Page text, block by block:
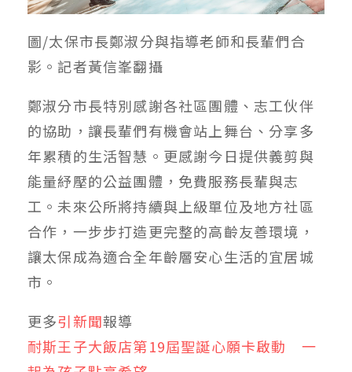
圖/太保市長鄭淑分與指導老師和長輩們合
影。記者黃信峯翻攝
鄭淑分市長特別感謝各社區團體、志工伙伴
的協助，讓長輩們有機會站上舞台、分享多
年累積的生活智慧。更感謝今日提供義剪與
能量紓壓的公益團體，免費服務長輩與志
工。未來公所將持續與上級單位及地方社區
合作，一步步打造更完整的高齡友善環境，
讓太保成為適合全年齡層安心生活的宜居城
市。
更多引新聞報導
耐斯王子大飯店第19屆聖誕心願卡啟動 一